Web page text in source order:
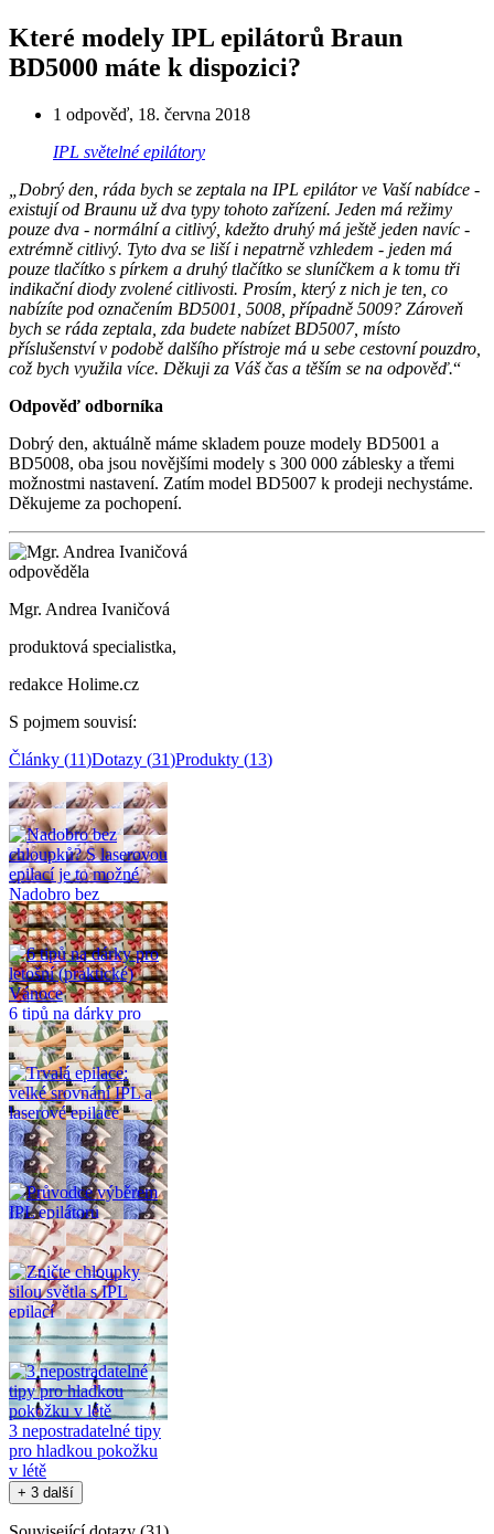
Které modely IPL epilátorů Braun
BD5000 máte k dispozici?
1 odpověď, 18. června 2018
IPL světelné epilátory
„Dobrý den, ráda bych se zeptala na IPL epilátor ve Vaší nabídce -
existují od Braunu už dva typy tohoto zařízení. Jeden má režimy
pouze dva - normální a citlivý, kdežto druhý má ještě jeden navíc -
extrémně citlivý. Tyto dva se liší i nepatrně vzhledem - jeden má
pouze tlačítko s pírkem a druhý tlačítko se sluníčkem a k tomu tři
indikační diody zvolené citlivosti. Prosím, který z nich je ten, co
nabízíte pod označením BD5001, 5008, případně 5009? Zároveň
bych se ráda zeptala, zda budete nabízet BD5007, místo
příslušenství v podobě dalšího přístroje má u sebe cestovní pouzdro,
což bych využila více. Děkuji za Váš čas a těším se na odpověď.“
Odpověď odborníka
Dobrý den, aktuálně máme skladem pouze modely BD5001 a
BD5008, oba jsou novějšími modely s 300 000 záblesky a třemi
možnostmi nastavení. Zatím model BD5007 k prodeji nechystáme.
Děkujeme za pochopení.
odpověděla
Mgr. Andrea Ivaničová
produktová specialistka,
redakce Holime.cz
S pojmem souvisí:
Články (11)Dotazy (31)Produkty (13)
Související články(11)
Nadobro bez
chloupků? S laserovou
epilací je to možné
6 tipů na dárky pro
letošní (praktické)
Vánoce
Trvalá epilace: velké
srovnání IPL a
laserové epilace
Průvodce výběrem
IPL epilátoru
Zničte chloupky silou
světla s IPL epilací
3 nepostradatelné tipy
pro hladkou pokožku
v létě
+ 3 další